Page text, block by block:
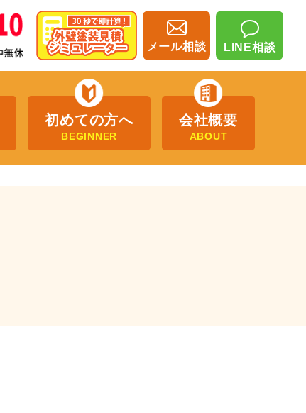
メール相談 LINE相談
初めての方へ
BEGINNER
会社概要
ABOUT